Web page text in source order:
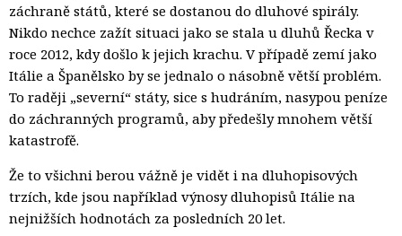
záchraně států, které se dostanou do dluhové spirály.
Nikdo nechce zažít situaci jako se stala u dluhů Řecka v
roce 2012, kdy došlo k jejich krachu. V případě zemí jako
Itálie a Španělsko by se jednalo o násobně větší problém.
To raději „severní“ státy, sice s hudráním, nasypou peníze
do záchranných programů, aby předešly mnohem větší
katastrofě.
Že to všichni berou vážně je vidět i na dluhopisových
trzích, kde jsou například výnosy dluhopisů Itálie na
nejnižších hodnotách za posledních 20 let.